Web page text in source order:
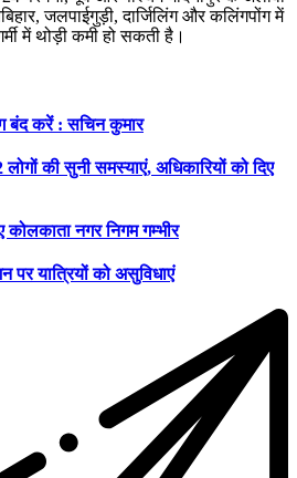
जलपाईगुड़ी, दार्जिलिंग और कलिंगपोंग में
में थोड़ी कमी हो सकती है।
बंद करें : सचिन कुमार
की सुनी समस्याएं, अधिकारियों को दिए
नगर निगम गम्भीर
पर यात्रियों को असुविधाएं